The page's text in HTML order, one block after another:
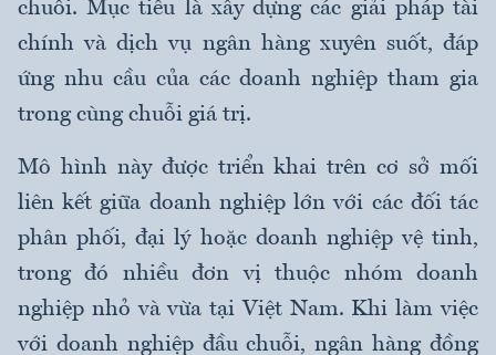
chuỗi. Mục tiêu là xây dựng các giải pháp tài
chính và dịch vụ ngân hàng xuyên suốt, đáp
ứng nhu cầu của các doanh nghiệp tham gia
trong cùng chuỗi giá trị.
Mô hình này được triển khai trên cơ sở mối
liên kết giữa doanh nghiệp lớn với các đối tác
phân phối, đại lý hoặc doanh nghiệp vệ tinh,
trong đó nhiều đơn vị thuộc nhóm doanh
nghiệp nhỏ và vừa tại Việt Nam. Khi làm việc
với doanh nghiệp đầu chuỗi, ngân hàng đồng